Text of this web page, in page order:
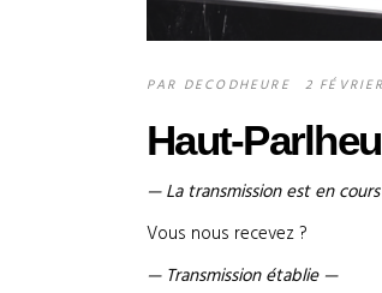
PAR DECODHEURE 2
Haut-
— La transmission est en
Vous nous recevez ?
— Transmission établie —